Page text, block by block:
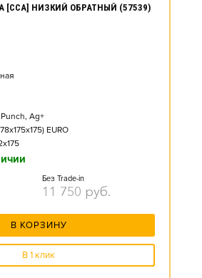
А [CCA] НИЗКИЙ ОБРАТНЫЙ (57539)
Ag+
EURO
Без Trade-in
11 750 руб.
В КОРЗИНУ
В 1 клик